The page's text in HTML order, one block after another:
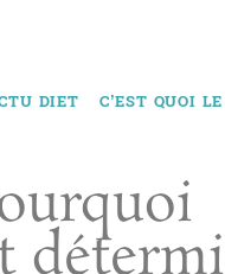
DIET C’EST QUOI